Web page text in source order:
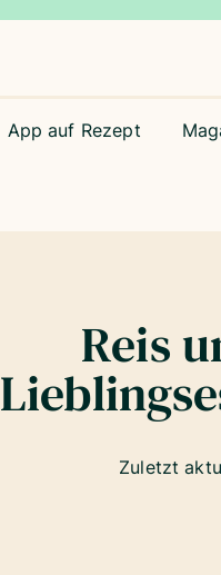
App auf Rezept
Reis
Zuletzt